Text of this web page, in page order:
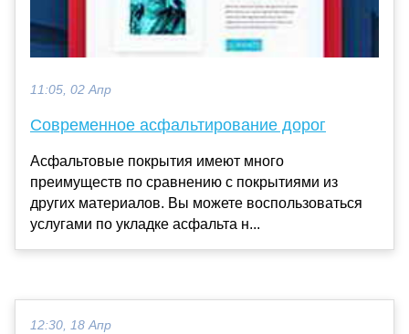
11:05, 02 Апр
Современное асфальтирование дорог
Асфальтовые покрытия имеют много
преимуществ по сравнению с покрытиями из
других материалов. Вы можете воспользоваться
услугами по укладке асфальта н...
12:30, 18 Апр